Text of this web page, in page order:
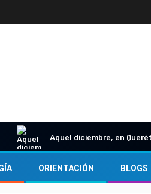
Aquel diciembre, en
ORIENTACIÓN BLOGS